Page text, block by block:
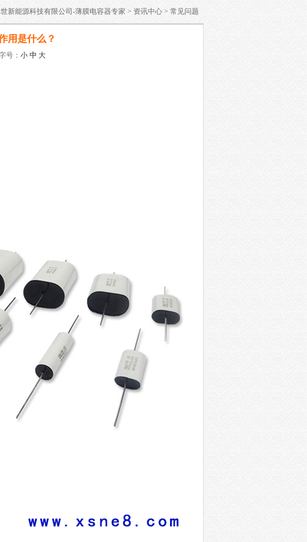
新能源科技有限公司-薄膜电容器专家 > 资讯中心 > 常见问题
用是什么？
号： 小 中 大